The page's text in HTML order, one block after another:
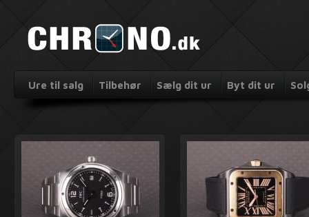
Ure til salg Tilbehør Sælg dit ur Byt dit ur